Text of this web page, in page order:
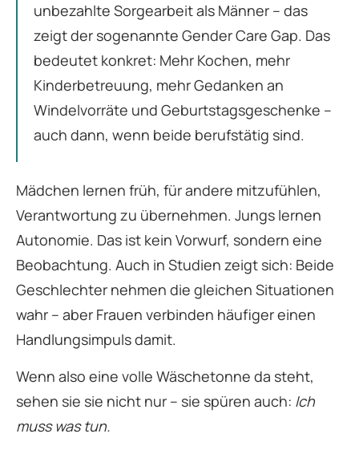
unbezahlte Sorgearbeit als Männer – das
zeigt der sogenannte Gender Care Gap. Das
bedeutet konkret: Mehr Kochen, mehr
Kinderbetreuung, mehr Gedanken an
Windelvorräte und Geburtstagsgeschenke –
auch dann, wenn beide berufstätig sind.
Mädchen lernen früh, für andere mitzufühlen,
Verantwortung zu übernehmen. Jungs lernen
Autonomie. Das ist kein Vorwurf, sondern eine
Beobachtung. Auch in Studien zeigt sich: Beide
Geschlechter nehmen die gleichen Situationen
wahr – aber Frauen verbinden häufiger einen
Handlungsimpuls damit.
Wenn also eine volle Wäschetonne da steht,
sehen sie sie nicht nur – sie spüren auch: Ich
muss was tun.